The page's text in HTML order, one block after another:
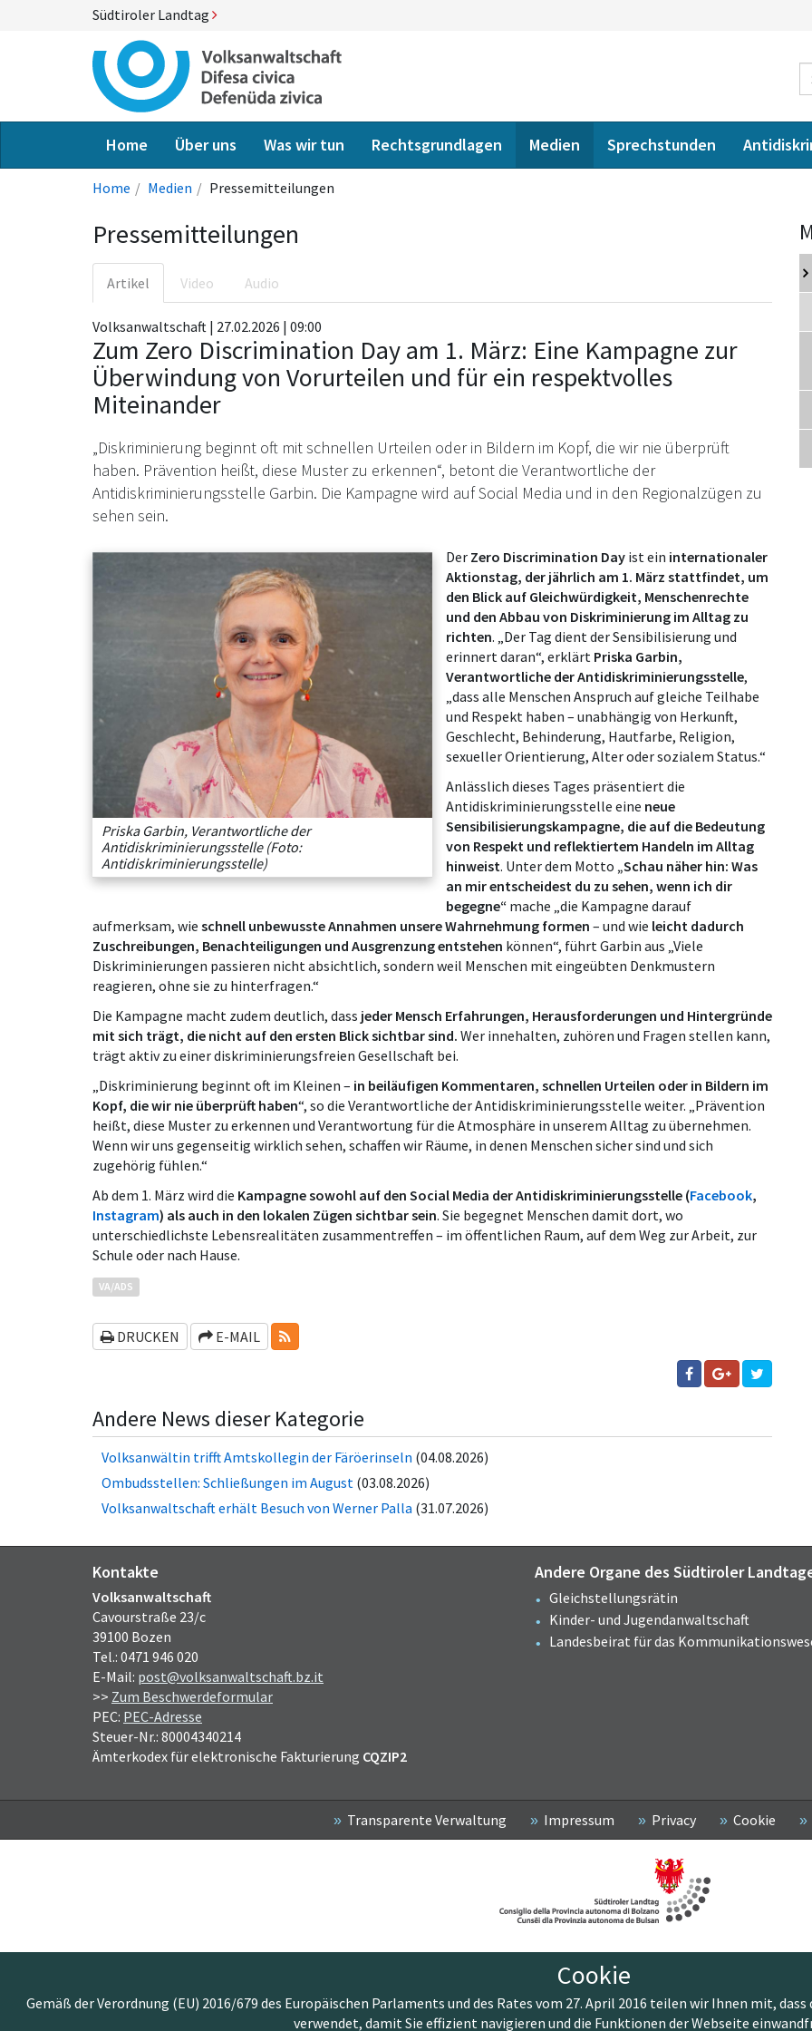
Südtiroler Landtag
Home Über uns Was wir tun Rechtsgrundlagen Medien Sprechstunden
Home Medien Pressemitteilungen
Pressemitteilungen
Artikel Video Audio
Volksanwaltschaft | 27.02.2026 | 09:00
Zum Zero Discrimination Day am 1. März: Eine Kampagne zur
Überwindung von Vorurteilen und für ein respektvolles
Miteinander
„Diskriminierung beginnt oft mit schnellen Urteilen oder in Bildern im Kopf, die wir nie überprüft
haben. Prävention heißt, diese Muster zu erkennen“, betont die Verantwortliche der
Antidiskriminierungsstelle Garbin. Die Kampagne wird auf Social Media und in den Regionalzügen zu
sehen sein.
Priska Garbin, Verantwortliche der
Antidiskriminierungsstelle (Foto:
Antidiskriminierungsstelle)
Der Zero Discrimination Day ist ein internationaler
Aktionstag, der jährlich am 1. März stattfindet, um
den Blick auf Gleichwürdigkeit, Menschenrechte
und den Abbau von Diskriminierung im Alltag zu
richten. „Der Tag dient der Sensibilisierung und
erinnert daran“, erklärt Priska Garbin,
Verantwortliche der Antidiskriminierungsstelle,
„dass alle Menschen Anspruch auf gleiche Teilhabe
und Respekt haben – unabhängig von Herkunft,
Geschlecht, Behinderung, Hautfarbe, Religion,
sexueller Orientierung, Alter oder sozialem Status.“
Anlässlich dieses Tages präsentiert die
Antidiskriminierungsstelle eine neue
Sensibilisierungskampagne, die auf die Bedeutung
von Respekt und reflektiertem Handeln im Alltag
hinweist. Unter dem Motto „Schau näher hin: Was
an mir entscheidest du zu sehen, wenn ich dir
begegne“ mache „die Kampagne darauf
aufmerksam, wie schnell unbewusste Annahmen unsere Wahrnehmung formen – und wie leicht dadurch
Zuschreibungen, Benachteiligungen und Ausgrenzung entstehen können“, führt Garbin aus „Viele
Diskriminierungen passieren nicht absichtlich, sondern weil Menschen mit eingeübten Denkmustern
reagieren, ohne sie zu hinterfragen.“
Die Kampagne macht zudem deutlich, dass jeder Mensch Erfahrungen, Herausforderungen und Hintergründe
mit sich trägt, die nicht auf den ersten Blick sichtbar sind. Wer innehalten, zuhören und Fragen stellen kann,
trägt aktiv zu einer diskriminierungsfreien Gesellschaft bei.
„Diskriminierung beginnt oft im Kleinen – in beiläufigen Kommentaren, schnellen Urteilen oder in Bildern im
Kopf, die wir nie überprüft haben“, so die Verantwortliche der Antidiskriminierungsstelle weiter. „Prävention
heißt, diese Muster zu erkennen und Verantwortung für die Atmosphäre in unserem Alltag zu übernehmen.
Wenn wir uns gegenseitig wirklich sehen, schaffen wir Räume, in denen Menschen sicher sind und sich
zugehörig fühlen.“
Ab dem 1. März wird die Kampagne sowohl auf den Social Media der Antidiskriminierungsstelle (Facebook,
Instagram) als auch in den lokalen Zügen sichtbar sein. Sie begegnet Menschen damit dort, wo
unterschiedlichste Lebensrealitäten zusammentreffen – im öffentlichen Raum, auf dem Weg zur Arbeit, zur
Schule oder nach Hause.
VA/ADS
DRUCKEN E-MAIL RSS-FEEDS
Andere News dieser Kategorie
Volksanwältin trifft Amtskollegin der Fä­rö­er­in­seln (04.08.2026)
Ombudsstellen: Schließungen im August (03.08.2026)
Volksanwaltschaft erhält Besuch von Werner Palla (31.07.2026)
Kontakte
Volksanwaltschaft
Cavourstraße 23/c
39100 Bozen
Tel.: 0471 946 020
E-Mail: post@volksanwaltschaft.bz.it
>> Zum Beschwerdeformular
PEC: PEC-Adresse
Steuer-Nr.: 80004340214
Ämterkodex für elektronische Fakturierung CQZIP2
Andere Organe des Südtiroler
Gleichstellungsrätin
Kinder- und Jugendanwaltschaft
Landesbeirat für das
Transparente Verwaltung Impressum Privacy Cookie
Cookie
Gemäß der Verordnung (EU) 2016/679 des Europäischen Parlaments und des Rates vom 27. April 2016 teilen wir Ihnen mit,
verwendet, damit Sie effizient navigieren und die Funktionen der Webseite